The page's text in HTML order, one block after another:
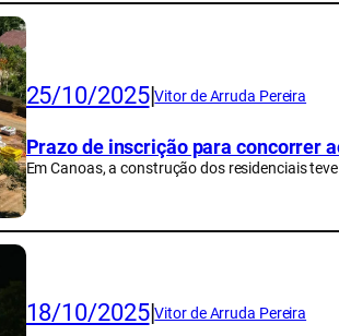
25/10/2025|Vitor de Arruda Pereira
Prazo de inscrição para concorrer
Em Canoas, a construção dos residenciais
18/10/2025|Vitor de Arruda Pereira